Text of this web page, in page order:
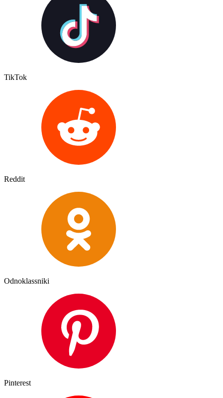
TikTok
Reddit
Odnoklassniki
Pinterest